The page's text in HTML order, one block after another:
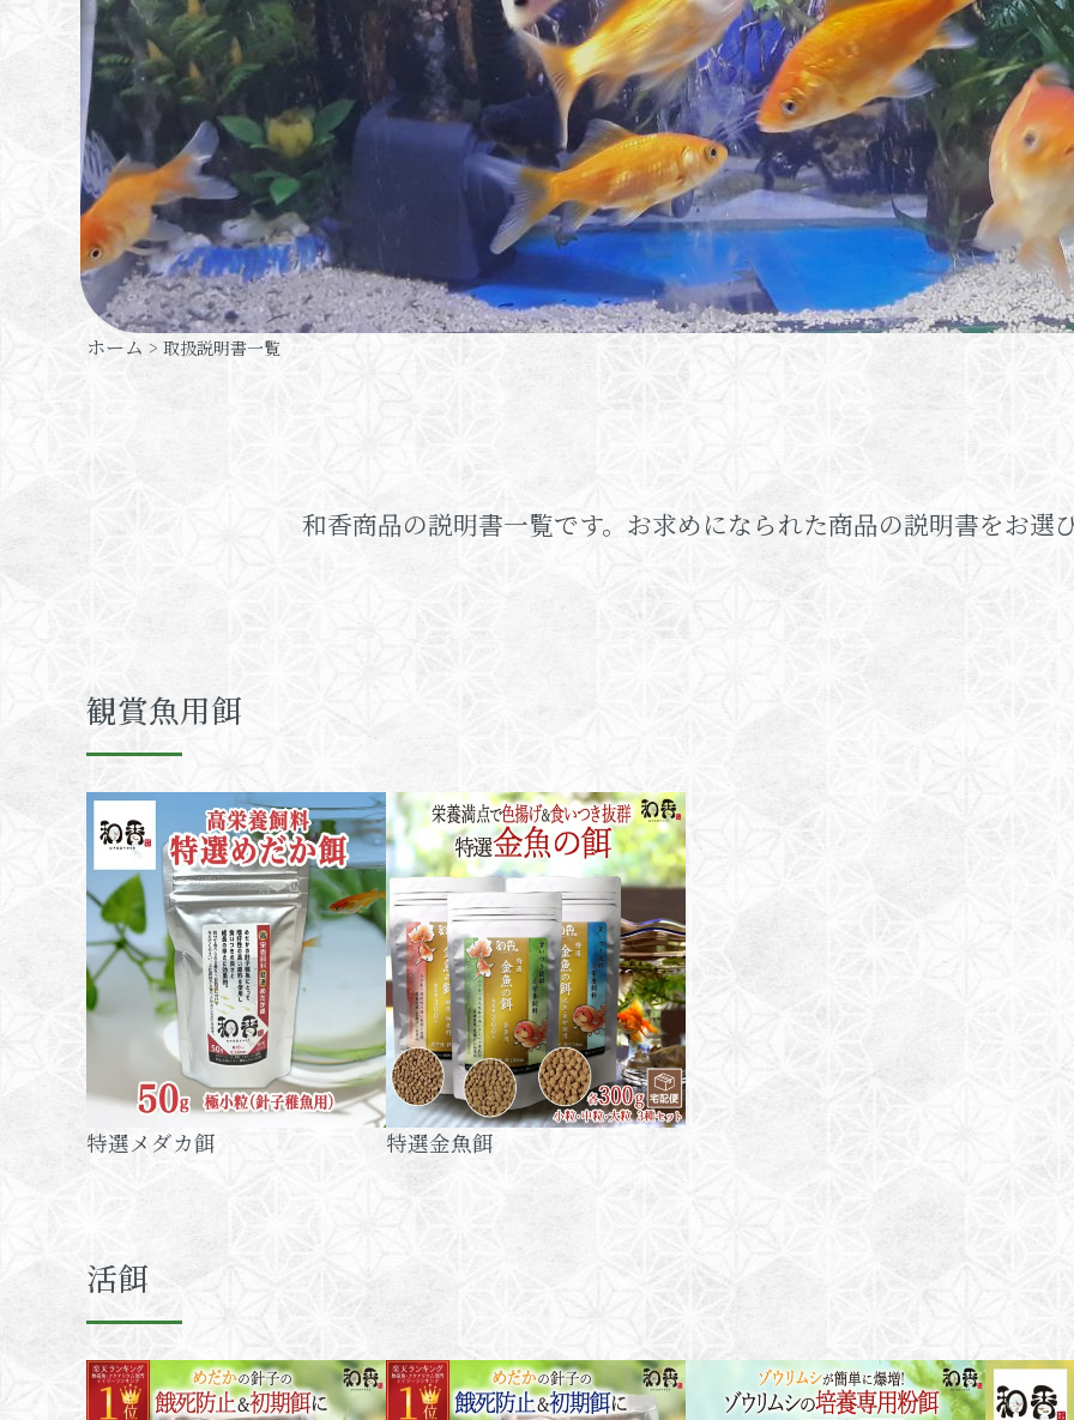
ホーム > 取扱説明書一覧
和香商品の説明書一覧です。お求めになられた商品の説明書をお選
観賞魚用餌
特選メダカ餌 特選金魚餌
活餌